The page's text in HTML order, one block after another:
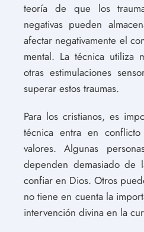
teoría de que los
negativas pueden
afectar negativamente el
mental. La técnica utiliza
otras estimulaciones
superar estos traumas.
Para los cristianos, es
técnica entra en
valores. Algunas
dependen demasiado de
confiar en Dios. Otros
no tiene en cuenta la
intervención divina en la